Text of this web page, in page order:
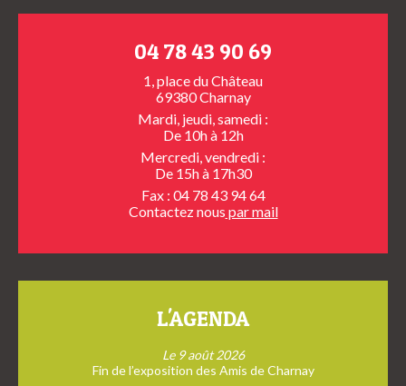
04 78 43 90 69
1, place du Château
69380 Charnay
Mardi, jeudi, samedi :
De 10h à 12h
Mercredi, vendredi :
De 15h à 17h30
Fax : 04 78 43 94 64
Contactez nous par mail
L'AGENDA
Le 9 août 2026
Fin de l’exposition des Amis de Charnay